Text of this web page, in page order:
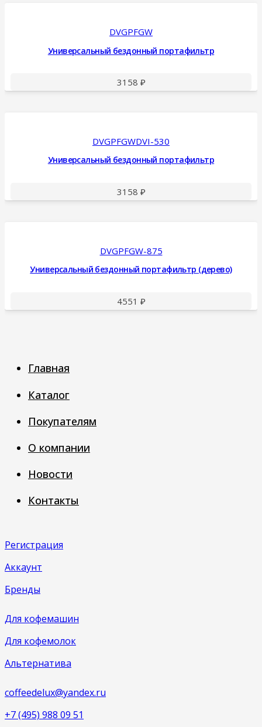
DVGPFGW
Универсальный бездонный портафильтр
3158 ₽
DVGPFGWDVI-530
Универсальный бездонный портафильтр
3158 ₽
DVGPFGW-875
Универсальный бездонный портафильтр (дерево)
4551 ₽
Главная
Каталог
Покупателям
О компании
Новости
Контакты
Регистрация
Аккаунт
Бренды
Для кофемашин
Для кофемолок
Альтернатива
coffeedelux@yandex.ru
+7 (495) 988 09 51